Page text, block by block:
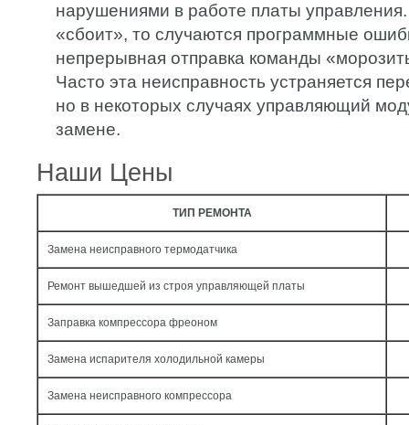
нарушениями в работе платы управления.
«сбоит», то случаются программные
непрерывная отправка команды
Часто эта неисправность устраняется
но в некоторых случаях управляющий
замене.
Наши Цены
ТИП РЕМОНТА
Замена неисправного термодатчика
Ремонт вышедшей из строя управляющей платы
Заправка компрессора фреоном
Замена испарителя холодильной камеры
Замена неисправного компрессора